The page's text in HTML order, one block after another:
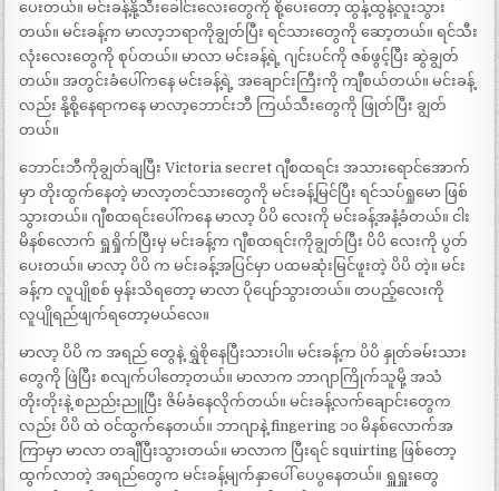
ပေးတယ်။ မင်းခန့်နို့သီးခေါင်းလေးတွေကို စို့ပေးတော့ ထွန့်ထွန့်လူးသွား
တယ်။ မင်းခန့်က မာလာ့ဘရာကိုချွတ်ပြီး ရင်သားတွေကို ဆော့တယ်။ ရင်သီး
လုံးလေးတွေကို စုပ်တယ်။ မာလာ မင်းခန့်ရဲ့ ဂျင်းပင်ကို ဇစ်ဖွင့်ပြီး ဆွဲချွတ်
တယ်။ အတွင်းခံပေါ်ကနေ မင်းခန့်ရဲ့ အချောင်းကြီးကို ကျီစယ်တယ်။ မင်းခန့်
လည်း နို့စို့နေရာကနေ မာလာ့ဘောင်းဘီ ကြယ်သီးတွေကို ဖြုတ်ပြီး ချွတ်
တယ်။
ဘောင်းဘီကိုချွတ်ချပြီး Victoria secret ဂျီစထရင်း အသားရောင်အောက်
မှာ တိုးထွက်နေတဲ့ မာလာ့တင်သားတွေကို မင်းခန့်မြင်ပြီး ရင်သပ်ရှုမော ဖြစ်
သွားတယ်။ ဂျီစထရင်းပေါ်ကနေ မာလာ့ ပိပိ လေးကို မင်းခန့်အနံ့ခံတယ်။ ငါး
မိနစ်လောက် ရှူရှိုက်ပြီးမှ မင်းခန့်က ဂျီစထရင်းကိုချွတ်ပြီး ပိပိ လေးကို ပွတ်
ပေးတယ်။ မာလာ့ ပိပိ က မင်းခန့်အပြင်မှာ ပထမဆုံးမြင်ဖူးတဲ့ ပိပိ တဲ့။ မင်း
ခန့်က လူပျိုစစ် မှန်းသိရတော့ မာလာ ပိုပျော်သွားတယ်။ တပည့်လေးကို
လူပျိုရည်ဖျက်ရတော့မယ်လေ။
မာလာ့ ပိပိ က အရည် တွေနဲ့ ရွှဲစိုနေပြီးသားပါ။ မင်းခန့်က ပိပိ နှုတ်ခမ်းသား
တွေကို ဖြဲပြီး စလျက်ပါတော့တယ်။ မာလာက ဘာဂျာကြိုက်သူမို့ အသံ
တိုးတိုးနဲ့ စညည်းညူပြီး ဇိမ်ခံနေလိုက်တယ်။ မင်းခန့်လက်ချောင်းတွေက
လည်း ပိပိ ထဲ ဝင်ထွက်နေတယ်။ ဘာဂျာနဲ့ fingering ၁၀ မိနစ်လောက်အ
ကြာမှာ မာလာ တချီပြီးသွားတယ်။ မာလာက ပြီးရင် squirting ဖြစ်တော့
ထွက်လာတဲ့ အရည်တွေက မင်းခန့်မျက်နှာပေါ် ပေပွနေတယ်။ ရှူရှူးတွေ